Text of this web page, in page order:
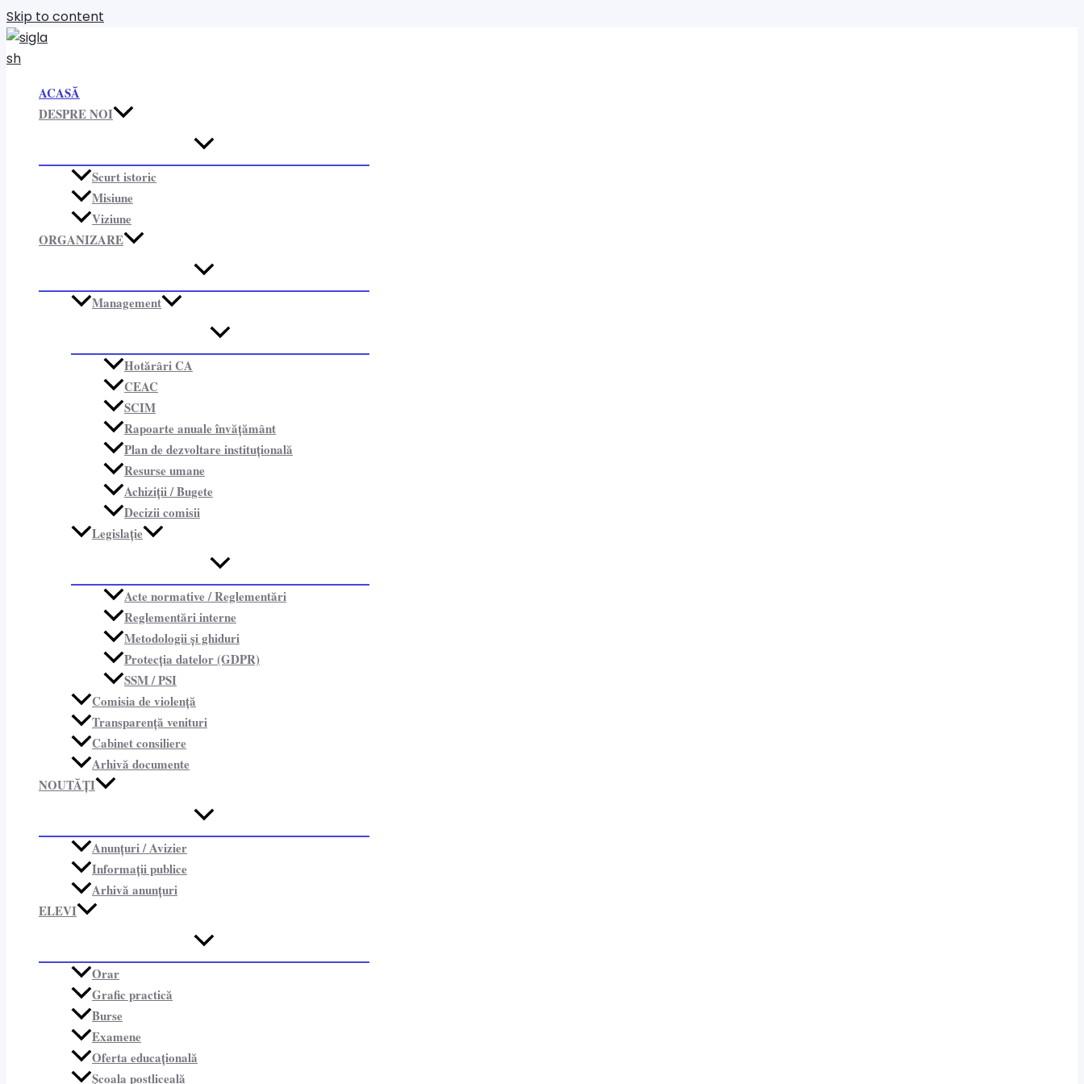
Skip to content
ACASĂ
DESPRE NOI
Scurt istoric
Misiune
Viziune
ORGANIZARE​
Management
Hotărâri CA
CEAC
SCIM
Rapoarte anuale învățământ
Plan de dezvoltare instituțională
Resurse umane
Achiziții / Bugete
Decizii comisii
Legislație
Acte normative / Reglementări
Reglementări interne
Metodologii și ghiduri
Protecția datelor (GDPR)
SSM / PSI
Comisia de violență
Transparență venituri
Cabinet consiliere​
Arhivă documente
NOUTĂȚI
Anunțuri / Avizier
Informații publice​
Arhivă anunțuri
ELEVI
Orar
Grafic practică
Burse
Examene
Oferta educațională
Școala postliceală